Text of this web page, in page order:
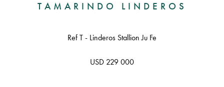
TAMARINDO LINDEROS
Ref T - Linderos Stallion Ju Fe
USD 229 000